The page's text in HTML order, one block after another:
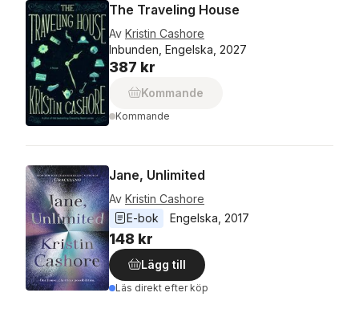
The Traveling House
Av Kristin Cashore
Inbunden, Engelska, 2027
387 kr
Kommande
Kommande
Jane, Unlimited
Av Kristin Cashore
E-bok
Engelska 2017
148 kr
Lägg till
Läs direkt efter köp